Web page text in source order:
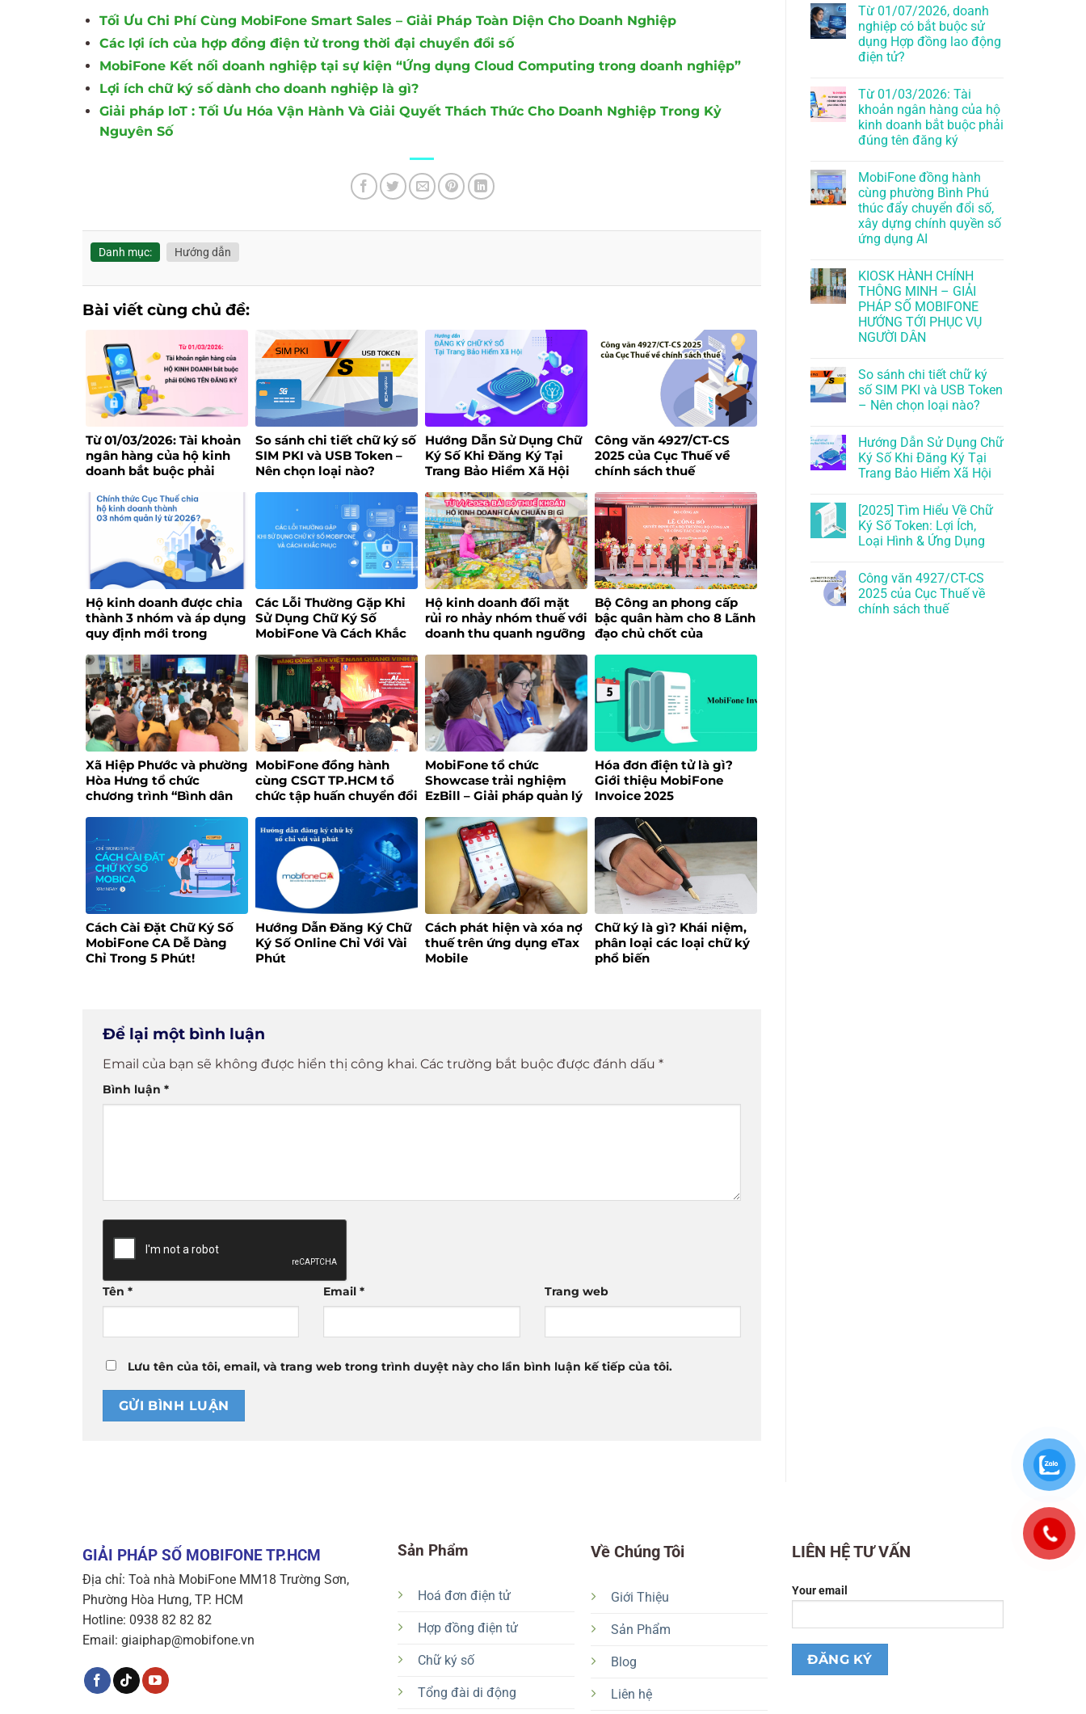
Tối Ưu Chi Phí Cùng MobiFone Smart Sales – Giải Pháp Toàn Diện Cho Doanh Nghiệp
Các lợi ích của hợp đồng điện tử trong thời đại chuyển đổi số
MobiFone Kết nối doanh nghiệp tại sự kiện “Ứng dụng Cloud Computing trong doanh nghiệp”
Lợi ích chữ ký số dành cho doanh nghiệp là gì?
Giải pháp loT : Tối Ưu Hóa Vận Hành Và Giải Quyết Thách Thức Cho Doanh Nghiệp Trong Kỷ
Nguyên Số
Danh mục: Hướng dẫn
Bài viết cùng chủ đề:
Từ 01/03/2026: Tài khoản
ngân hàng của hộ kinh
doanh bắt buộc phải
So sánh chi tiết chữ ký số
SIM PKI và USB Token –
Nên chọn loại nào?
Hướng Dẫn Sử Dụng Chữ
Ký Số Khi Đăng Ký Tại
Trang Bảo Hiểm Xã Hội
Công văn 4927/CT-CS
2025 của Cục Thuế về
chính sách thuế
Hộ kinh doanh được chia
thành 3 nhóm và áp dụng
quy định mới trong
tính thuế sau khi xóa bỏ
thuế khoán từ đầu năm
2026?
Các Lỗi Thường Gặp Khi
Sử Dụng Chữ Ký Số
MobiFone Và Cách Khắc
Hộ kinh doanh đối mặt
rủi ro nhảy nhóm thuế với
doanh thu quanh ngưỡng
Bộ Công an phong cấp
bậc quân hàm cho 8 Lãnh
đạo chủ chốt của
Xã Hiệp Phước và phường
Hòa Hưng tổ chức
chương trình “Bình dân
công tác công nghệ số
cộng đồng”
MobiFone đồng hành
cùng CSGT TP.HCM tổ
chức tập huấn chuyển đổi
MobiFone tổ chức
Showcase trải nghiệm
EzBill – Giải pháp quản lý
cho hộ kinh doanh
Hóa đơn điện tử là gì?
Giới thiệu MobiFone
Invoice 2025
Cách Cài Đặt Chữ Ký Số
MobiFone CA Dễ Dàng
Chỉ Trong 5 Phút!
Hướng Dẫn Đăng Ký Chữ
Ký Số Online Chỉ Với Vài
Phút
Cách phát hiện và xóa nợ
thuế trên ứng dụng eTax
Mobile
Chữ ký là gì? Khái niệm,
phân loại các loại chữ ký
phổ biến
Để lại một bình luận
Email của bạn sẽ không được hiển thị công khai. Các trường bắt buộc được đánh dấu *
Bình luận *
Tên * Email* Trang web
Lưu tên của tôi, email, và trang web trong trình duyệt này cho lần bình luận kế tiếp của tôi.
Từ 01/07/2026, doanh
nghiệp có bắt buộc sử
dụng Hợp đồng lao động
điện tử?
Từ 01/03/2026: Tài
khoản ngân hàng của hộ
kinh doanh bắt buộc phải
đúng tên đăng ký
MobiFone đồng hành
cùng phường Bình Phú
thúc đẩy chuyển đổi số,
xây dựng chính quyền số
ứng dụng AI
KIOSK HÀNH CHÍNH
THÔNG MINH – GIẢI
PHÁP SỐ MOBIFONE
HƯỚNG TỚI PHỤC VỤ
NGƯỜI DÂN
So sánh chi tiết chữ ký
số SIM PKI và USB Token
– Nên chọn loại nào?
Hướng Dẫn Sử Dụng Chữ
Ký Số Khi Đăng Ký Tại
Trang Bảo Hiểm Xã Hội
[2025] Tìm Hiểu Về Chữ
Ký Số Token: Lợi Ích,
Loại Hình & Ứng Dụng
Công văn 4927/CT-CS
2025 của Cục Thuế về
chính sách thuế
GIẢI PHÁP SỐ MOBIFONE TP.HCM
Địa chỉ: Toà nhà MobiFone MM18 Trường Sơn,
Phường Hòa Hưng, TP. HCM
Hotline: 0938 82 82 82
Email: giaiphap@mobifone.vn
Sản Phẩm
Hoá đơn điện tử
Hợp đồng điện tử
Chữ ký số
Tổng đài di động
Về Chúng Tôi
Giới Thiệu
Sản Phẩm
Blog
Liên hệ
LIÊN HỆ TƯ VẤN
Your email